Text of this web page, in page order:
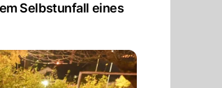
Selbstunfall eines